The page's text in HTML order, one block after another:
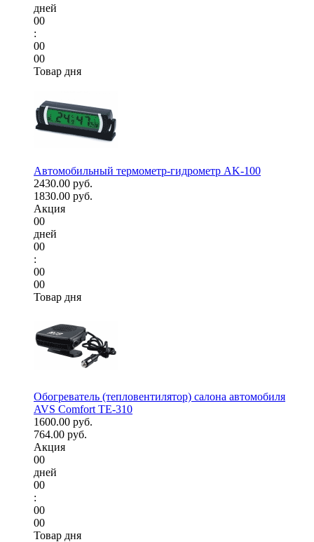
дней
00
:
00
00
Товар дня
Автомобильный термометр-гидрометр AK-100
2430.00 руб.
1830.00 руб.
Акция
00
дней
00
:
00
00
Товар дня
Обогреватель (тепловентилятор) салона автомобиля
AVS Comfort TE-310
1600.00 руб.
764.00 руб.
Акция
00
дней
00
:
00
00
Товар дня